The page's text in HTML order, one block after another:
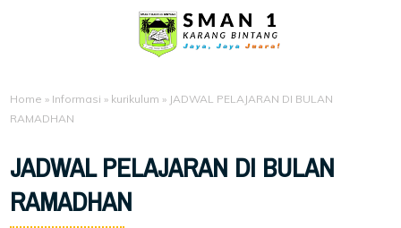
Home » Informasi » kurikulum » JADWAL PELAJARAN DI BULAN
RAMADHAN
JADWAL PELAJARAN DI BULAN
RAMADHAN